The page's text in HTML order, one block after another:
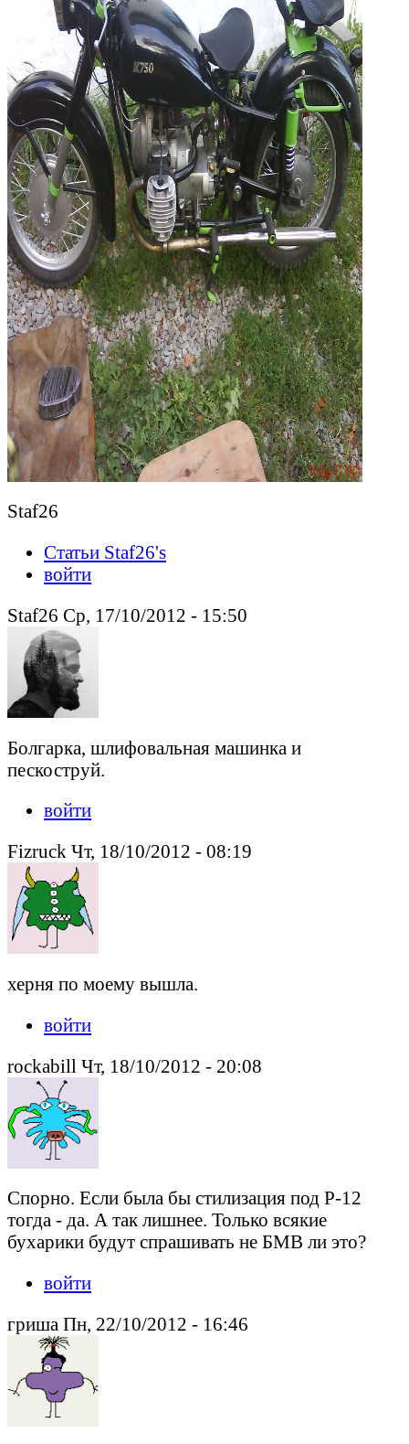
Staf26
Статьи Staf26's
войти
Staf26 Ср, 17/10/2012 - 15:50
Болгарка, шлифовальная машинка и
пескоструй.
войти
Fizruck Чт, 18/10/2012 - 08:19
херня по моему вышла.
войти
rockabill Чт, 18/10/2012 - 20:08
Спорно. Если была бы стилизация под Р-12
тогда - да. А так лишнее. Только всякие
бухарики будут спрашивать не БМВ ли это?
войти
гриша Пн, 22/10/2012 - 16:46